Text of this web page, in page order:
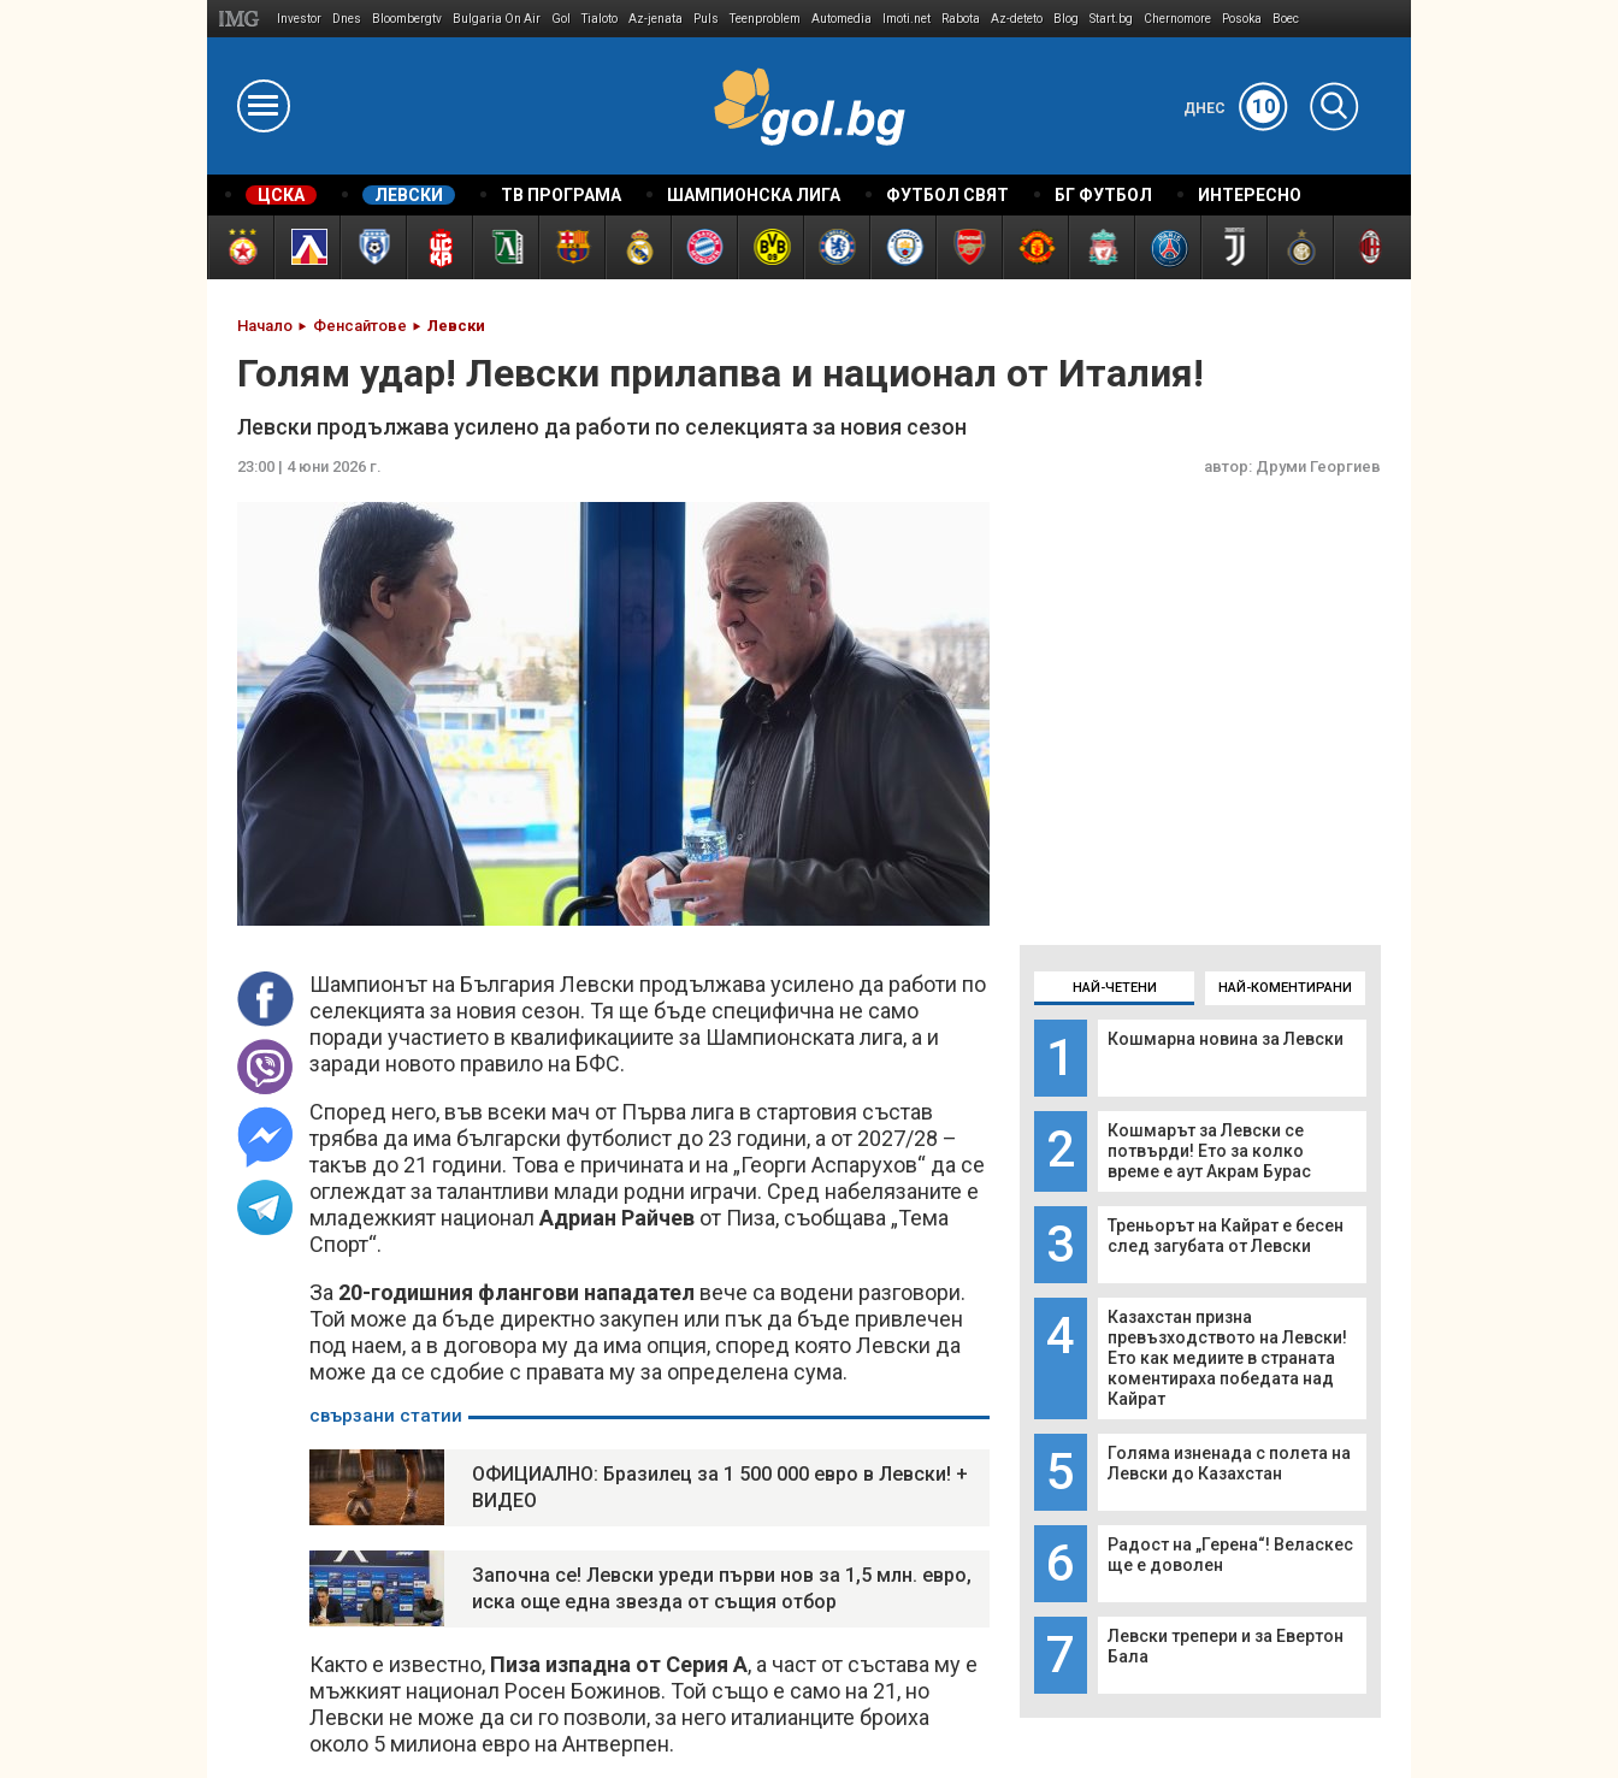
Investor Dnes Bloombergtv Bulgaria On Air Gol Tialoto Az-jenata Puls Teenproblem Automedia Imoti.net Rabota Az-deteto Blog Start.bg Chernomore Posoka Boec
ДНЕС 10
ЦСКА ЛЕВСКИ ТВ ПРОГРАМА ШАМПИОНСКА ЛИГА ФУТБОЛ СВЯТ БГ ФУТБОЛ ИНТЕРЕСНО
Начало Фенсайтове Левски
Голям удар! Левски прилапва и национал от Италия!
Левски продължава усилено да работи по селекцията за новия сезон
23:00 | 4 юни 2026 г. автор: Друми Георгиев
Шампионът на България Левски продължава усилено да работи по
селекцията за новия сезон. Тя ще бъде специфична не само
поради участието в квалификациите за Шампионската лига, а и
заради новото правило на БФС.
Според него, във всеки мач от Първа лига в стартовия състав
трябва да има български футболист до 23 години, а от 2027/28 –
такъв до 21 години. Това е причината и на „Георги Аспарухов“ да се
оглеждат за талантливи млади родни играчи. Сред набелязаните е
младежкият национал Адриан Райчев от Пиза, съобщава „Тема
Спорт“.
За 20-годишния флангови нападател вече са водени разговори.
Той може да бъде директно закупен или пък да бъде привлечен
под наем, а в договора му да има опция, според която Левски да
може да се сдобие с правата му за определена сума.
свързани статии
ОФИЦИАЛНО: Бразилец за 1 500 000 евро в Левски! +
ВИДЕО
Започна се! Левски уреди първи нов за 1,5 млн. евро,
иска още една звезда от същия отбор
Както е известно, Пиза изпадна от Серия А, а част от състава му е
мъжкият национал Росен Божинов. Той също е само на 21, но
Левски не може да си го позволи, за него италианците броиха
около 5 милиона евро на Антверпен.
НАЙ-ЧЕТЕНИ НАЙ-КОМЕНТИРАНИ
1 Кошмарна новина за Левски
2
Кошмарът за Левски се
потвърди! Ето за колко
време е аут Акрам Бурас
3
Треньорът на Кайрат е бесен
след загубата от Левски
4
Казахстан призна
превъзходството на Левски!
Ето как медиите в страната
коментираха победата над
Кайрат
5
Голяма изненада с полета на
Левски до Казахстан
6
Радост на „Герена“! Веласкес
ще е доволен
7
Левски трепери и за Евертон
Бала